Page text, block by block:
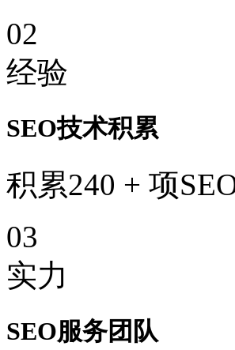
02
经验
SEO技术积累
积累240 + 项
03
实力
SEO服务团队